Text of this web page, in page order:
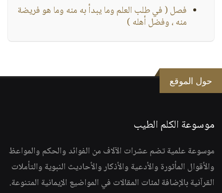
فصل ( في طلب العلم وما يبدأ به منه وما هو فريضة
منه ، وفضل أهله )
حول الموقع
موسوعة الكلم الطيب
موسوعة علمية تضم عشرات الآلاف من الفوائد والحكم والمواعظ
والأقوال المأثورة والأدعية والأذكار والأحاديث النبوية والتأملات
القرآنية بالإضافة لمئات المقالات في المواضيع الإيمانية المتنوعة.